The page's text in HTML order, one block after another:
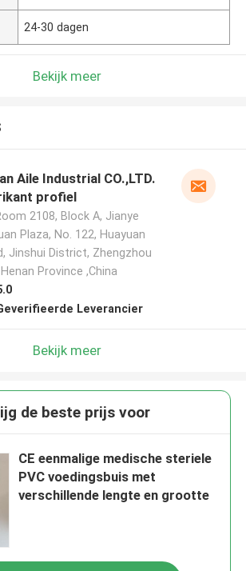
24-30 dagen
Bekijk meer
Aile Industrial CO.,LTD.
profiel
2108, Block A, Jianye
Plaza, No. 122, Huayuan
Jinshui District, Zhengzhou
Province ,China
Leverancier
Bekijk meer
de beste prijs voor
CE eenmalige medische steriele
PVC voedingsbuis met
verschillende lengte en grootte